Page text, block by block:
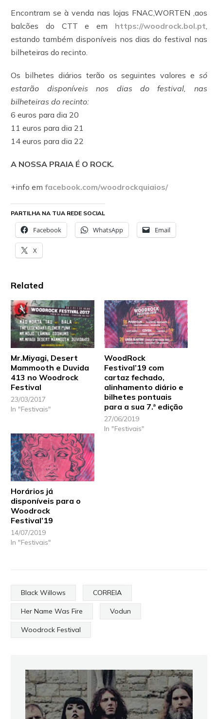
Encontram se à venda nas lojas FNAC,WORTEN ,aos
balcões do CTT e em https://woodrock.bol.pt
estando também disponíveis nos dias do festival nas
bilheteiras do recinto.
Os bilhetes diários terão os seguintes valores e só
estarão disponíveis nos dias do festival, nas
bilheteiras do recinto:
6 euros para dia 20
11 euros para dia 21
14 euros para dia 22
A NOSSA PRAIA É O ROCK.
+info emfacebook.com/woodrockquiaios/
PARTILHA NA TUA REDE SOCIAL
Facebook WhatsApp Email
X
Related
Mr.Miyagi, Desert
Mammooth e Duvida
413 no Woodrock
Festival
23/03/2017
In "Festivais"
WoodRock
Festival’19 com
cartaz fechado,
alinhamento diário e
bilhetes pontuais
para a sua 7.ª edição
27/06/2019
In "Festivais"
Horários já
disponíveis para o
Woodrock
Festival’19
14/07/2019
In "Festivais"
Black Willows CORREIA
Her Name Was Fire Vodun
Woodrock Festival